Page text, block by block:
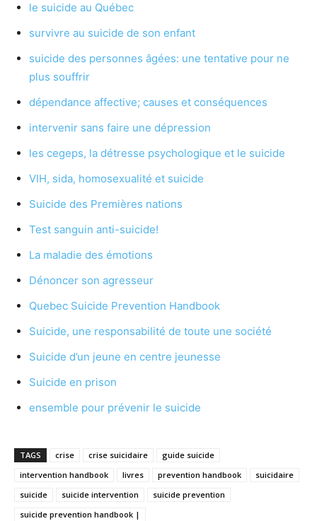
le suicide au Québec
survivre au suicide de son enfant
suicide des personnes âgées: une tentative pour ne
plus souffrir
dépendance affective; causes et conséquences
intervenir sans faire une dépression
les cegeps, la détresse psychologique et le suicide
VIH, sida, homosexualité et suicide
Suicide des Premières nations
Test sanguin anti-suicide!
La maladie des émotions
Dénoncer son agresseur
Quebec Suicide Prevention Handbook
Suicide, une responsabilité de toute une société
Suicide d’un jeune en centre jeunesse
Suicide en prison
ensemble pour prévenir le suicide
TAGS crise crise suicidaire
guide suicide
intervention handbook
livres prevention handbook
suicidaire
suicide
suicide intervention
suicide prevention
suicide prevention handbook |